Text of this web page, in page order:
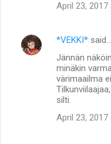
April 23, 2017
*VEKKI* said…
Jännän
minäkin
värimaailma
silti.
April 23, 2017